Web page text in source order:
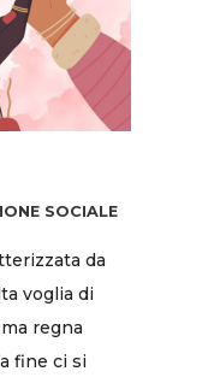
SOCIALE
da
voglia di
regna
fine ci si